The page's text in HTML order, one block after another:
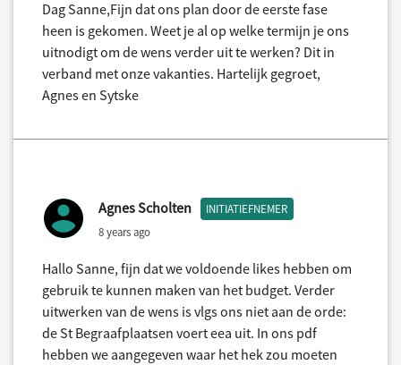
Dag Sanne,Fijn dat ons plan door de eerste fase
heen is gekomen. Weet je al op welke termijn je ons
uitnodigt om de wens verder uit te werken? Dit in
verband met onze vakanties. Hartelijk gegroet,
Agnes en Sytske
Agnes Scholten INITIATIEFNEMER
8 years ago
Hallo Sanne, fijn dat we voldoende likes hebben om
gebruik te kunnen maken van het budget. Verder
uitwerken van de wens is vlgs ons niet aan de orde:
de St Begraafplaatsen voert eea uit. In ons pdf
hebben we aangegeven waar het hek zou moeten